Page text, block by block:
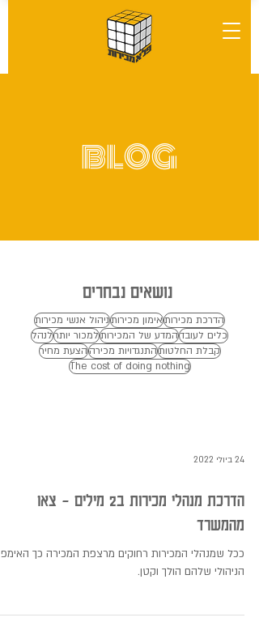
BLOG
נושאים נבחרים
הדרכת מכירותאימון מכירותניהול אנשי מכירות
כלים לעובדהמדע של המכירותלמכור יותרלנהל
קבלת החלטותהתנגדויות מכירההצעת מחיר
The cost of doing nothing
24 ביולי 2022
הדרכת מנהלי מכירות ב2 מילים - צאו
מהמשרד
ככל שמנהלי המכירות רחוקים מרצפת המכירה כך
הניהולי שלהם הולך וקטן.